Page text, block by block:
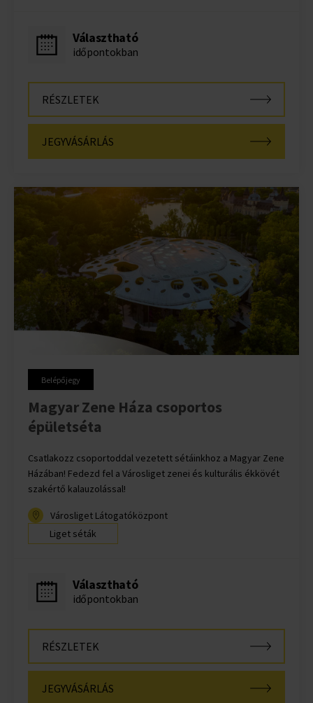
Választható
időpontokban
RÉSZLETEK
JEGYVÁSÁRLÁS
Belépőjegy
Magyar Zene Háza csoportos
épületséta
Csatlakozz csoportoddal vezetett sétáinkhoz a Magyar Zene
Házában! Fedezd fel a Városliget zenei és kulturális ékkövét
szakértő kalauzolással!
Városliget Látogatóközpont
Liget séták
Választható
időpontokban
RÉSZLETEK
JEGYVÁSÁRLÁS